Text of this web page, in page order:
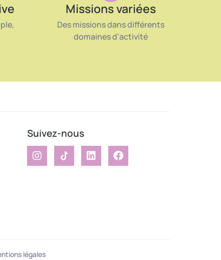
Missions variées
Des missions dans différents
domaines d'activité
Suivez-nous
légales